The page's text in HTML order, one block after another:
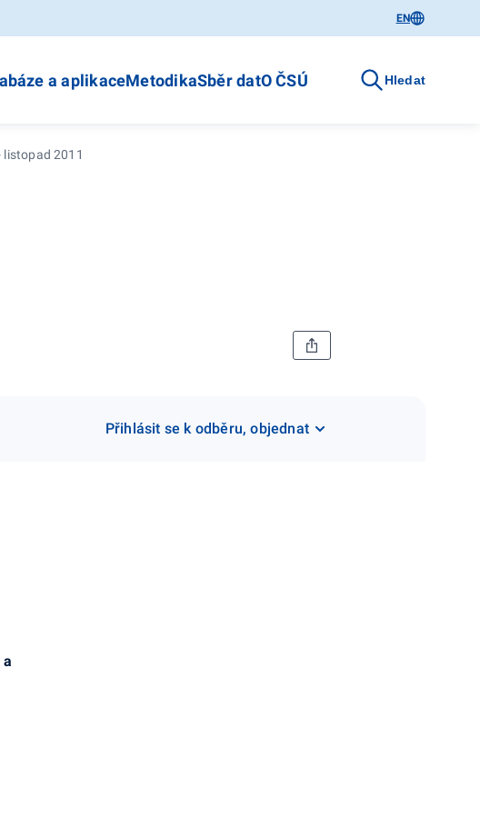
EN
a aplikaceMetodikaSběr datO ČSÚ Hledat
listopad 2011
Přihlásit se k odběru, objednat